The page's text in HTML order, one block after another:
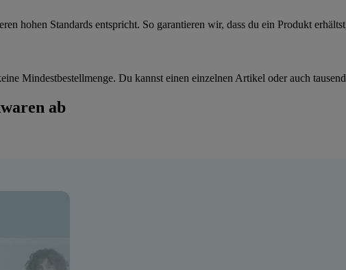
hohen Standards entspricht. So garantieren wir, dass du ein Produkt
Mindestbestellmenge. Du kannst einen einzelnen Artikel oder auch
ab